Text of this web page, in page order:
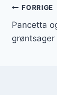
FORRIGE
Pancetta
grøntsager